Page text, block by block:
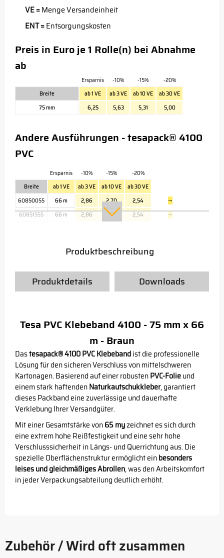
VE =Menge Versandeinheit
ENT =Entsorgungskosten
Preis in Euro je 1 Rolle(n) bei Abnahme
ab
Ersparnis -10% -15%
-20%
Breite
ab 1 VE ab 3 VE ab 10 VE
ab 30 VE
75 mm
6,25 5,63 5,31 5,00
Andere Ausführungen - tesapack® 4100
PVC
Ersparnis -10% -15%
-20%
Breite
ab 1 VE ab 3 VE ab 10 VE
ab 30 VE
60850055
66 m 2,86 2,70 2,54
→
60851555
66 m 2,86 2,70 2,54 →
Produktbeschreibung
Produktdetails Downloads
Tesa PVC Klebeband 4100 - 75 mm x 66
m - Braun
Dastesapack® 4100 PVC Klebebandist die professionelle
Lösung für den sicheren Verschluss von mittelschweren
Kartonagen. Basierend auf einer robustenPVC-Folieund
einem stark haftendenNaturkautschukkleber, garantiert
dieses Packband eine zuverlässige und dauerhafte
Verklebung Ihrer Versandgüter.
Mit einer Gesamtstärke von65 myzeichnet es sich durch
eine extrem hohe Reißfestigkeit und eine sehr hohe
Verschlusssicherheit in Längs- und Querrichtung aus. Die
spezielle Oberflächenstruktur ermöglicht einbesonders
leises und gleichmäßiges Abrollen, was den Arbeitskomfort
in jeder Verpackungsabteilung deutlich erhöht.
Zubehör / Wird oft zusammen